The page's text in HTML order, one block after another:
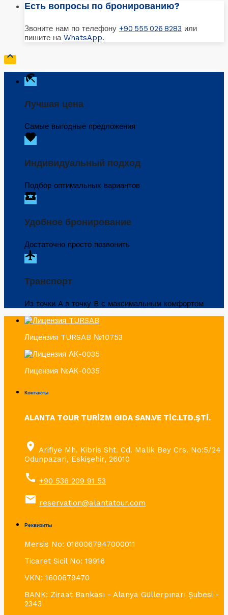
Есть вопросы по бронированию?
Звоните нам по телефону +90 555 026 8283 или
пишите на WhatsApp.

beach_access
Лучшая цена
Самые выгодные предложения
favorite
Индивидуальный подход
Подбор оптимальных вариантов
local_activity
Удобное бронирование
Достаточно просто позвонить
flight
Транспорт
Из точки A в точку B с максимальным комфортом
Лицензия TURSAB №10753
Лицензия №АК-0035
Контакты
ALANTA TOUR TURİZM GIDA SAN.VE TİC.LTD.ŞTİ.
place Arifiye Mh. Kibris Sht. Cd. Malik Bey Crs. No:5/24
Odunpazari, Eskişehir, 26010
call +90 536 209 91 53
email reservation@alantatour.com
Реквизиты
Mersis No: 0160067947000011
Ticaret Sicil No: 19916
VKN: 1600679470
BANK: Ziraat Bankası - Alanya Güllerpınarı Şubesi -
2343